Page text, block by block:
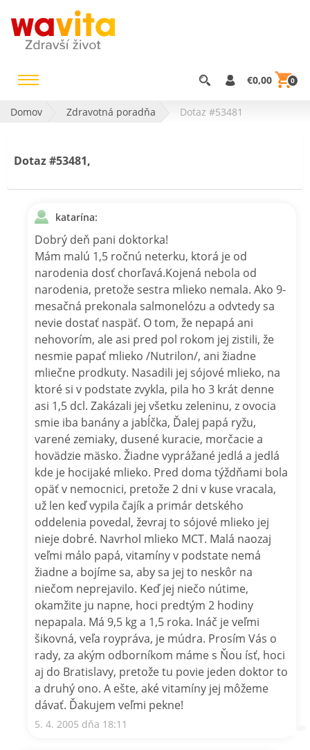
€0,00 0
Domov Zdravotná poradňa Dotaz #53481
Dotaz #53481,
katarína:
Dobrý deň pani doktorka!
Mám malú 1,5 ročnú neterku, ktorá je od
narodenia dosť chorľavá.Kojená nebola od
narodenia, pretože sestra mlieko nemala. Ako 9-
mesačná prekonala salmonelózu a odvtedy sa
nevie dostať naspäť. O tom, že nepapá ani
nehovorím, ale asi pred pol rokom jej zistili, že
nesmie papať mlieko /Nutrilon/, ani žiadne
mliečne prodkuty. Nasadili jej sójové mlieko, na
ktoré si v podstate zvykla, pila ho 3 krát denne
asi 1,5 dcl. Zakázali jej všetku zeleninu, z ovocia
smie iba banány a jabĺčka, Ďalej papá ryžu,
varené zemiaky, dusené kuracie, morčacie a
hovädzie mäsko. Žiadne vyprážané jedlá a jedlá
kde je hocijaké mlieko. Pred doma týždňami bola
opäť v nemocnici, pretože 2 dni v kuse vracala,
už len keď vypila čajík a primár detského
oddelenia povedal, ževraj to sójové mlieko jej
nieje dobré. Navrhol mlieko MCT. Malá naozaj
veľmi málo papá, vitamíny v podstate nemá
žiadne a bojíme sa, aby sa jej to neskôr na
niečom neprejavilo. Keď jej niečo nútime,
okamžite ju napne, hoci predtým 2 hodiny
nepapala. Má 9,5 kg a 1,5 roka. Ináč je veľmi
šikovná, veľa roypráva, je múdra. Prosím Vás o
rady, za akým odborníkom máme s Ňou ísť, hoci
aj do Bratislavy, pretože tu povie jeden doktor to
a druhý ono. A ešte, aké vitamíny jej môžeme
dávať. Ďakujem veľmi pekne!
5. 4. 2005 dňa 18:11